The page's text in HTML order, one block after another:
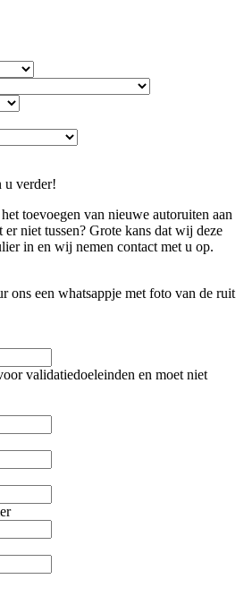
u verder!
toevoegen van nieuwe autoruiten aan
niet tussen? Grote kans dat wij deze
in en wij nemen contact met u op.
ons een whatsappje met foto van de ruit
validatiedoeleinden en moet niet